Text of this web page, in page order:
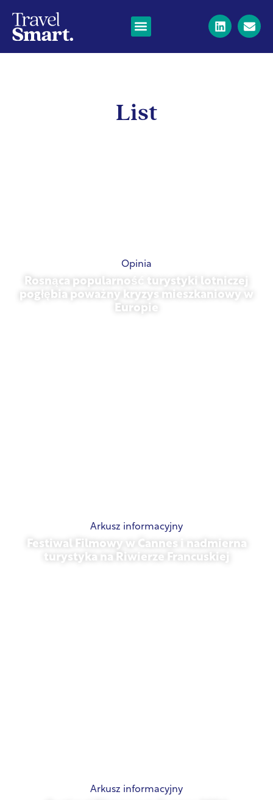
List
Opinia
Rosnąca popularność turystyki lotniczej
pogłębia poważny kryzys mieszkaniowy w
Europie
Arkusz informacyjny
Festiwal Filmowy w Cannes i nadmierna
turystyka na Riwierze Francuskiej
Arkusz informacyjny